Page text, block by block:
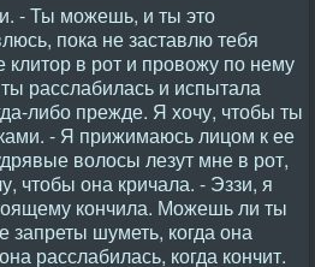
- Ты можешь, и ты это
пока не заставлю тебя
клитор в рот и провожу по нему
расслабилась и испытала
либо прежде. Я хочу, чтобы ты
- Я прижимаюсь лицом к ее
волосы лезут мне в рот,
чтобы она кричала. - Эззи, я
кончила. Можешь ли ты
запреты шуметь, когда она
расслабилась, когда кончит.